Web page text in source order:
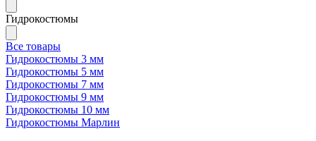
Гидрокостюмы
Все товары
Гидрокостюмы 3 мм
Гидрокостюмы 5 мм
Гидрокостюмы 7 мм
Гидрокостюмы 9 мм
Гидрокостюмы 10 мм
Гидрокостюмы Марлин